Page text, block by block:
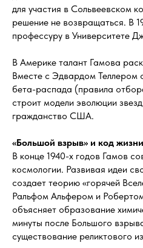
для участия в Сольвеевском
решение не возвращаться. В
профессуру в Университете
В Америке талант Гамова
Вместе с Эдвардом Теллером
бета-распада (правила
строит модели эволюции
гражданство США.
«Большой взрыв» и код жизни
В конце 1940-х годов Гамов
космологии. Развивая идеи
создает теорию «горячей
Ральфом Альфером и
объясняет образование
минуты после Большого
существование реликтового